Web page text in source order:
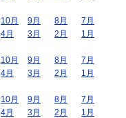
10月 9月 8月
7月
4月 3月 2月
1月
10月 9月 8月
7月
4月 3月 2月
1月
10月 9月 8月
7月
4月 3月 2月
1月